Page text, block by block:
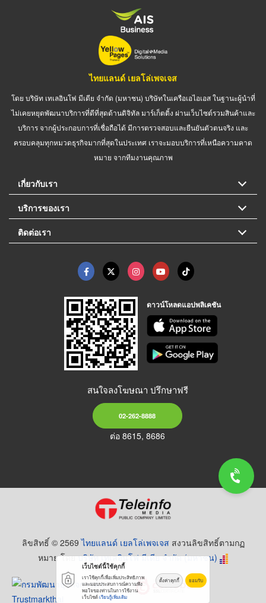
ไทยแลนด์ เยลโล่เพจเจส
โดย บริษัท เทเลอินโฟ มีเดีย จำกัด (มหาชน) บริษัทในเครือเอไอเอส ในฐานะผู้นำที่
ไม่เคยหยุดพัฒนาบริการที่ดีที่สุดด้านดิจิทัล มาร์เก็ตติ้ง ผ่านเว็บไซต์รวมสินค้าและ
บริการ จากผู้ประกอบการที่เชื่อถือได้ มีการตรวจสอบและยืนยันตัวตนจริง และ
ครอบคลุมทุกหมวดธุรกิจมากที่สุดในประเทศ เราจะมอบบริการที่เหนือความคาด
หมาย จากทีมงานคุณภาพ
เกี่ยวกับเรา
บริการของเรา
ติดต่อเรา
ดาวน์โหลดแอปพลิเคชัน
สนใจลงโฆษณา ปรึกษาฟรี
02-262-8888
ต่อ 8615, 8686
ลิขสิทธิ์ © 2569ไทยแลนด์ เยลโล่เพจเจส สงวนลิขสิทธิ์ตามกฏ
หมาย โดยบริษัท เทเลอินโฟ มีเดีย จำกัด (มหาชน)
เว็บไซต์นี้ใช้คุกกี้
เราใช้คุกกี้เพื่อเพิ่มประสิทธิภาพ
และมอบประสบการณ์ความพึง
พอใจของท่านในการใช้งาน
เว็บไซต์เรียนรู้เพิ่มเติม
ตั้งค่าคุกกี้ ยอมรับ